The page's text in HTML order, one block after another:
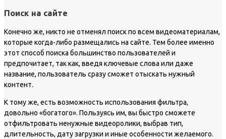
Поиск на сайте
Конечно же, никто не отменял поиск по всем видеоматериалам,
которые когда-либо размещались на сайте. Тем более именно
этот способ поиска большинство пользователей и
предпочитает, так как, введя ключевые слова или даже
название, пользователь сразу сможет отыскать нужный
контент.
К тому же, есть возможность использования фильтра,
довольно «богатого». Пользуясь им, вы быстро сможете
отфильтровать ненужные видеоролики, выбрав тип,
длительность, дату загрузки и иные особенности желаемого.